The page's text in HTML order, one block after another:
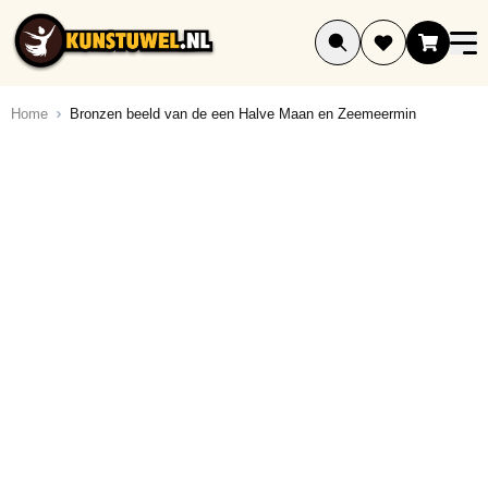
Ga naar de inhoud
Home Bronzen beeld van de een Halve Maan en Zeemeermin